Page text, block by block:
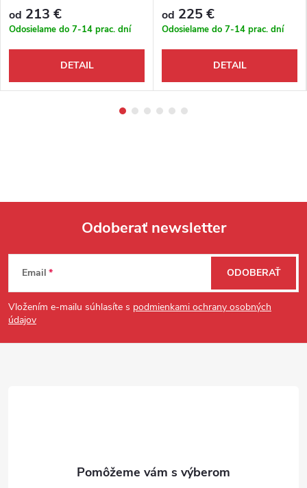
od 213 €
Odosielame do 7-14 prac. dní
DETAIL
od 225 €
Odosielame do 7-14 prac. dní
DETAIL
Zápätie
Odoberať newsletter
Email
Vložením e-mailu súhlasíte s podmienkami ochrany osobných
údajov
ODOBERAŤ